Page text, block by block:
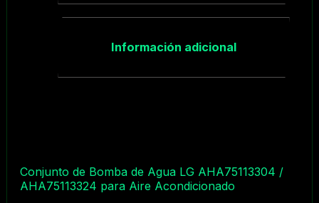
Información adicional
Conjunto de Bomba de Agua LG AHA75113304 /
AHA75113324 para Aire Acondicionado